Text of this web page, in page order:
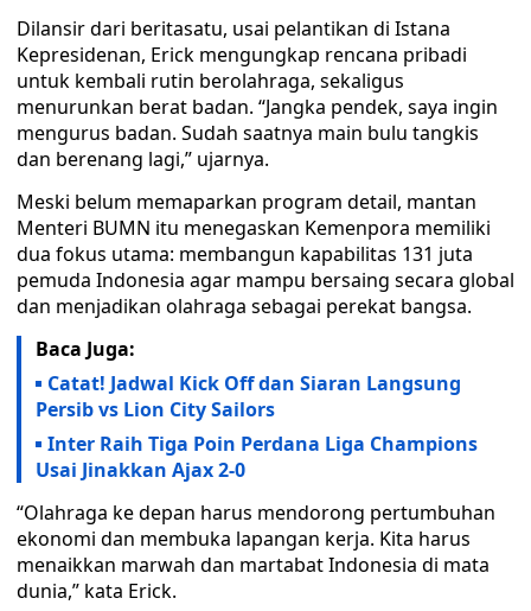
Dilansir dari beritasatu, usai pelantikan di Istana
Kepresidenan, Erick mengungkap rencana pribadi
untuk kembali rutin berolahraga, sekaligus
menurunkan berat badan. “Jangka pendek, saya ingin
mengurus badan. Sudah saatnya main bulu tangkis
dan berenang lagi,” ujarnya.
Meski belum memaparkan program detail, mantan
Menteri BUMN itu menegaskan Kemenpora memiliki
dua fokus utama: membangun kapabilitas 131 juta
pemuda Indonesia agar mampu bersaing secara global
dan menjadikan olahraga sebagai perekat bangsa.
Baca Juga:
Catat! Jadwal Kick Off dan Siaran Langsung
Persib vs Lion City Sailors
Inter Raih Tiga Poin Perdana Liga Champions
Usai Jinakkan Ajax 2-0
“Olahraga ke depan harus mendorong pertumbuhan
ekonomi dan membuka lapangan kerja. Kita harus
menaikkan marwah dan martabat Indonesia di mata
dunia,” kata Erick.